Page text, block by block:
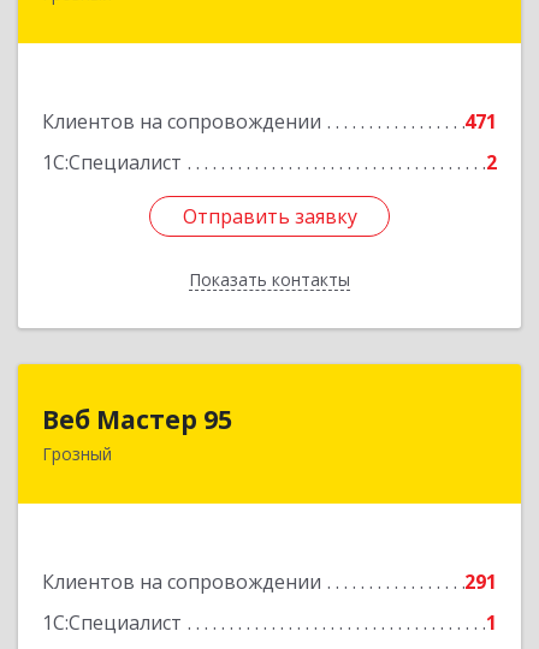
Клиентов на сопровождении
471
1С:Специалист
2
Отправить заявку
Показать контакты
Отправить заявку
Назад
Веб Мастер 95
Грозный
Клиентов на сопровождении
291
1С:Специалист
1
Подробнее